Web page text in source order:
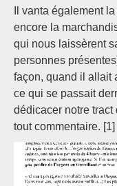
Il vanta également
encore la
qui nous laissèrent
personnes
façon, quand il allait
ce qui se passait
dédicacer notre tract
tout commentaire. [1]